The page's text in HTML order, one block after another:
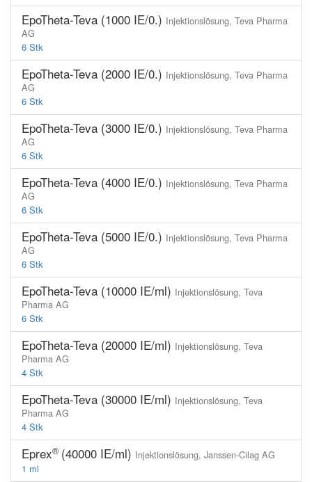
EpoTheta-Teva (1000 IE/0.) Injektionslösung, Teva Pharma
AG
6 Stk
EpoTheta-Teva (2000 IE/0.) Injektionslösung, Teva Pharma
AG
6 Stk
EpoTheta-Teva (3000 IE/0.) Injektionslösung, Teva Pharma
AG
6 Stk
EpoTheta-Teva (4000 IE/0.) Injektionslösung, Teva Pharma
AG
6 Stk
EpoTheta-Teva (5000 IE/0.) Injektionslösung, Teva Pharma
AG
6 Stk
EpoTheta-Teva (10000 IE/ml) Injektionslösung, Teva
Pharma AG
6 Stk
EpoTheta-Teva (20000 IE/ml) Injektionslösung, Teva
Pharma AG
4 Stk
EpoTheta-Teva (30000 IE/ml) Injektionslösung, Teva
Pharma AG
4 Stk
Eprex® (40000 IE/ml) Injektionslösung, Janssen-Cilag AG
1 ml